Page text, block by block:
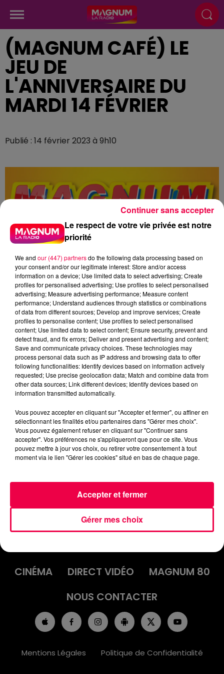
(MAGNUM CAFÉ) LE
JEU DE
L'ANNIVERSAIRE DU
MARDI 14 FÉVRIER
Publié : 14 février 2023 à 9h10
Flash infos
Crédit :Flash infos
podcasts/2023/02/20230214-ANNIVERSAIRES.mp3
INFOS
EMISSIONS
CINÉMA
DIRECT VIDÉO
MAGNUM 80
NOUS CONTACTER
Mentions Légales Politique de Confidentialité
Le respect de votre vie privée est notre
priorité
We and our (447) partnersdo the following data processing based on
your consent and/or our legitimate interest: Store and/or access
information on a device; Use limited data to select advertising; Create
profiles for personalised advertising; Use profiles to select personalised
advertising; Measure advertising performance; Measure content
performance; Understand audiences through statistics or combinations
of data from different sources; Develop and improve services; Create
profiles to personalise content; Use profiles to select personalised
content; Use limited data to select content; Ensure security, prevent and
detect fraud, and fix errors; Deliver and present advertising and content;
Save and communicate privacy choices. These technologies may
process personal data such as IP address and browsing data to offer
following functionalities: Identify devices based on information actively
requested; Use precise geolocation data; Match and combine data from
other data sources; Link different devices; Identify devices based on
information transmitted automatically.
Vous pouvez accepter en cliquant sur "Accepter et fermer", ou affiner en
sélectionnant les finalités et/ou partenaires dans "Gérer mes choix".
Vous pouvez également refuser en cliquant sur "Continuer sans
accepter". Vos préférences ne s'appliqueront que pour ce site. Vous
pouvez mettre à jour vos choix, ou retirer votre consentement à tout
moment via le lien "Gérer les cookies" situé en bas de chaque page.
Gérer mes choix
Accepter et fermer
Continuer sans accepter